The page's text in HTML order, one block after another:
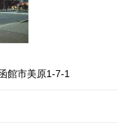
館市美原1-7-1